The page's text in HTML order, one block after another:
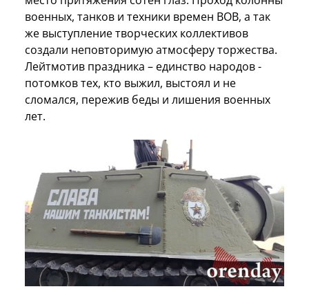
военных, танков и техники времен ВОВ, а так
же выступление творческих коллективов
создали неповторимую атмосферу торжества.
Лейтмотив праздника – единство народов -
потомков тех, кто выжил, выстоял и не
сломался, пережив беды и лишения военных
лет.